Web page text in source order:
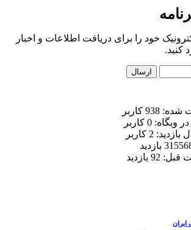
خود را برای دریافت اطلاعات و اخبار
کاربر
0 کاربر
2 کاربر